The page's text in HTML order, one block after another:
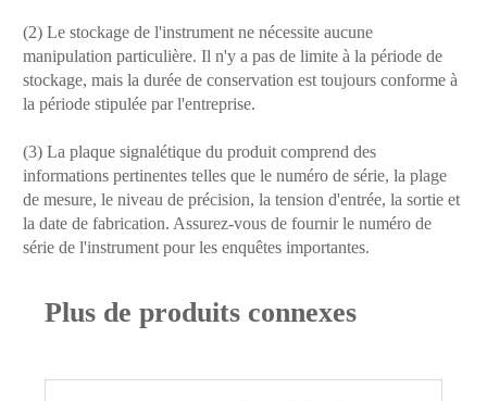
(2) Le stockage de l'instrument ne nécessite aucune
manipulation particulière. Il n'y a pas de limite à la période de
stockage, mais la durée de conservation est toujours conforme à
la période stipulée par l'entreprise.
(3) La plaque signalétique du produit comprend des
informations pertinentes telles que le numéro de série, la plage
de mesure, le niveau de précision, la tension d'entrée, la sortie et
la date de fabrication. Assurez-vous de fournir le numéro de
série de l'instrument pour les enquêtes importantes.
Plus de produits connexes